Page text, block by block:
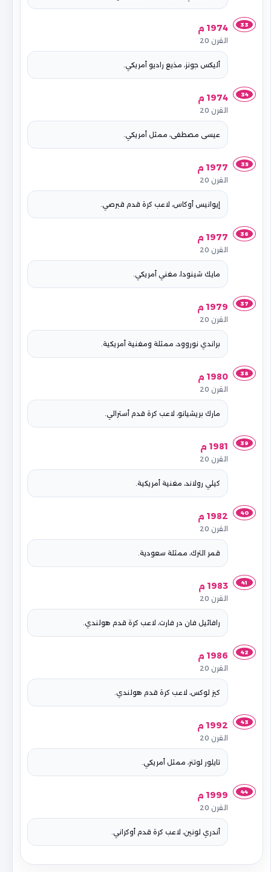
33 1974 م
القرن 20
أليكس جونز، مذيع راديو أمريكي.
34 1974 م
القرن 20
عيسى مصطفى، ممثل أمريكي.
35 1977 م
القرن 20
إيوانيس أوكاس، لاعب كرة قدم قبرصي.
36 1977 م
القرن 20
مايك شينودا، مغني أمريكي.
37 1979 م
القرن 20
براندي نوروود، ممثلة ومغنية أمريكية.
38 1980 م
القرن 20
مارك بريشيانو، لاعب كرة قدم أسترالي.
39 1981 م
القرن 20
كيلي رولاند، مغنية أمريكية.
40 1982 م
القرن 20
قمر الترك، ممثلة سعودية.
41 1983 م
القرن 20
رافائيل فان در فارت، لاعب كرة قدم هولندي.
42 1986 م
القرن 20
كيز لوكس، لاعب كرة قدم هولندي.
43 1992 م
القرن 20
تايلور لوتنر، ممثل أمريكي.
44 1999 م
القرن 20
أندري لونين، لاعب كرة قدم أوكراني.